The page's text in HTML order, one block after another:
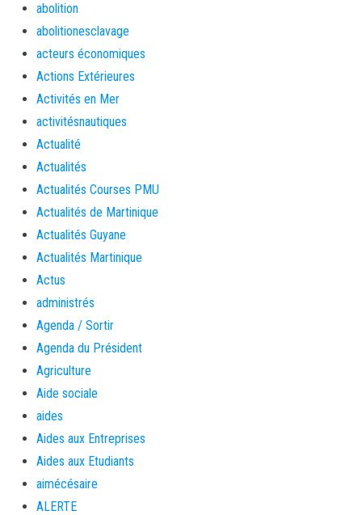
abolition
abolitionesclavage
acteurs économiques
Actions Extérieures
Activités en Mer
activitésnautiques
Actualité
Actualités
Actualités Courses PMU
Actualités de Martinique
Actualités Guyane
Actualités Martinique
Actus
administrés
Agenda / Sortir
Agenda du Président
Agriculture
Aide sociale
aides
Aides aux Entreprises
Aides aux Etudiants
aimécésaire
ALERTE